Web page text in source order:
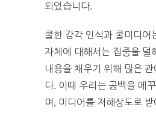
되었습니다.
쿨한 감각 인식과 쿨미디어
자체에 대해서는 집중을 덜
내용을 채우기 위해 많은 관
다. 이때 우리는 공백을 메
며, 미디어를 저해상도로